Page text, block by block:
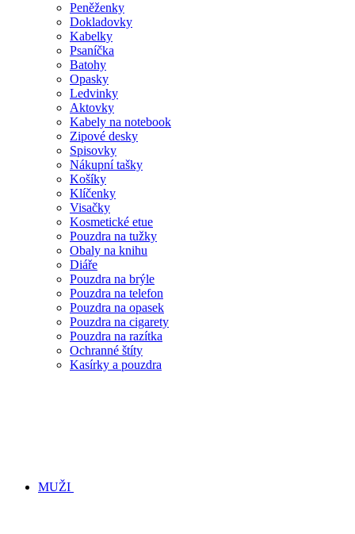
Peněženky
Dokladovky
Kabelky
Psaníčka
Batohy
Opasky
Ledvinky
Aktovky
Kabely na notebook
Zipové desky
Spisovky
Nákupní tašky
Košíky
Klíčenky
Visačky
Kosmetické etue
Pouzdra na tužky
Obaly na knihu
Diáře
Pouzdra na brýle
Pouzdra na telefon
Pouzdra na opasek
Pouzdra na cigarety
Pouzdra na razítka
Ochranné štíty
Kasírky a pouzdra
MUŽI